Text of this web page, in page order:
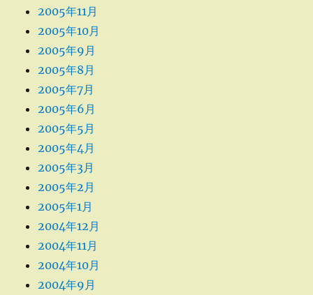
2005年11月
2005年10月
2005年9月
2005年8月
2005年7月
2005年6月
2005年5月
2005年4月
2005年3月
2005年2月
2005年1月
2004年12月
2004年11月
2004年10月
2004年9月